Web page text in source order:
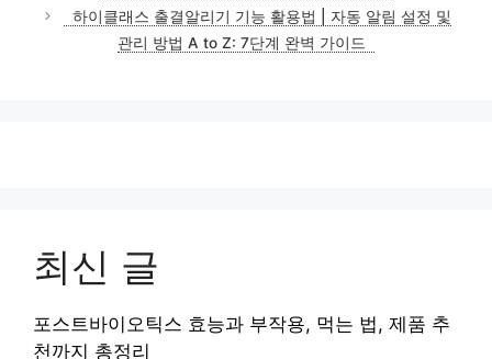
하이클래스 출결알리기 기능 활용법 | 자동 알림 설정 및
관리 방법 A to Z: 7단계 완벽 가이드
최신 글
포스트바이오틱스 효능과 부작용, 먹는 법, 제품 추
천까지 총정리